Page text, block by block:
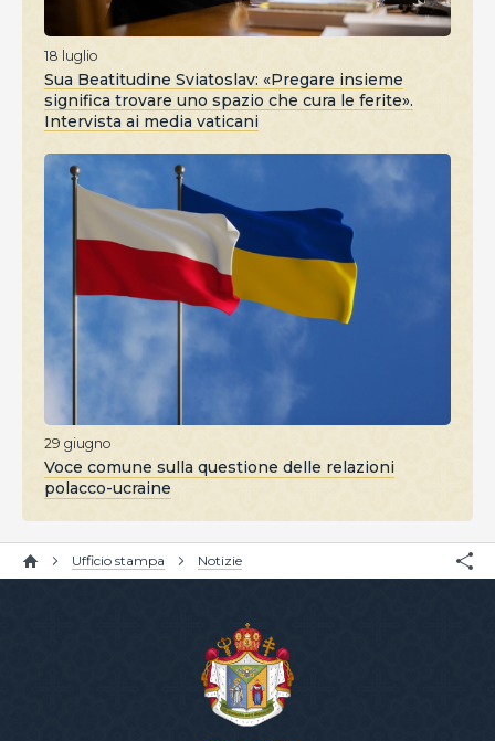
18 luglio
Sua Beatitudine Sviatoslav: «Pregare insieme
significa trovare uno spazio che cura le ferite».
Intervista ai media vaticani
29 giugno
Voce comune sulla questione delle relazioni
polacco-ucraine
Ufficio stampa Notizie